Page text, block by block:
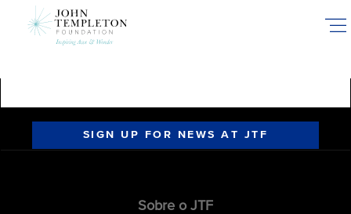
SIGN UP FOR NEWS AT JTF
Sobre o JTF